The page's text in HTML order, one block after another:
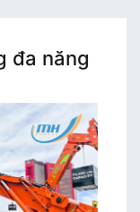
đa năng